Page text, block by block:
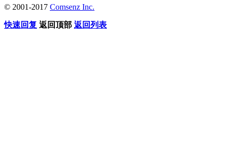
© 2001-2017 Comsenz Inc.
快速回复 返回顶部 返回列表